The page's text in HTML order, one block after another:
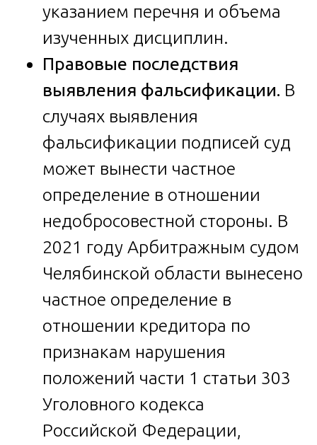
указанием перечня и объема
изученных дисциплин.
Правовые последствия
выявления фальсификации. В
случаях выявления
фальсификации подписей суд
может вынести частное
определение в отношении
недобросовестной стороны. В
2021 году Арбитражным судом
Челябинской области вынесено
частное определение в
отношении кредитора по
признакам нарушения
положений части 1 статьи 303
Уголовного кодекса
Российской Федерации,